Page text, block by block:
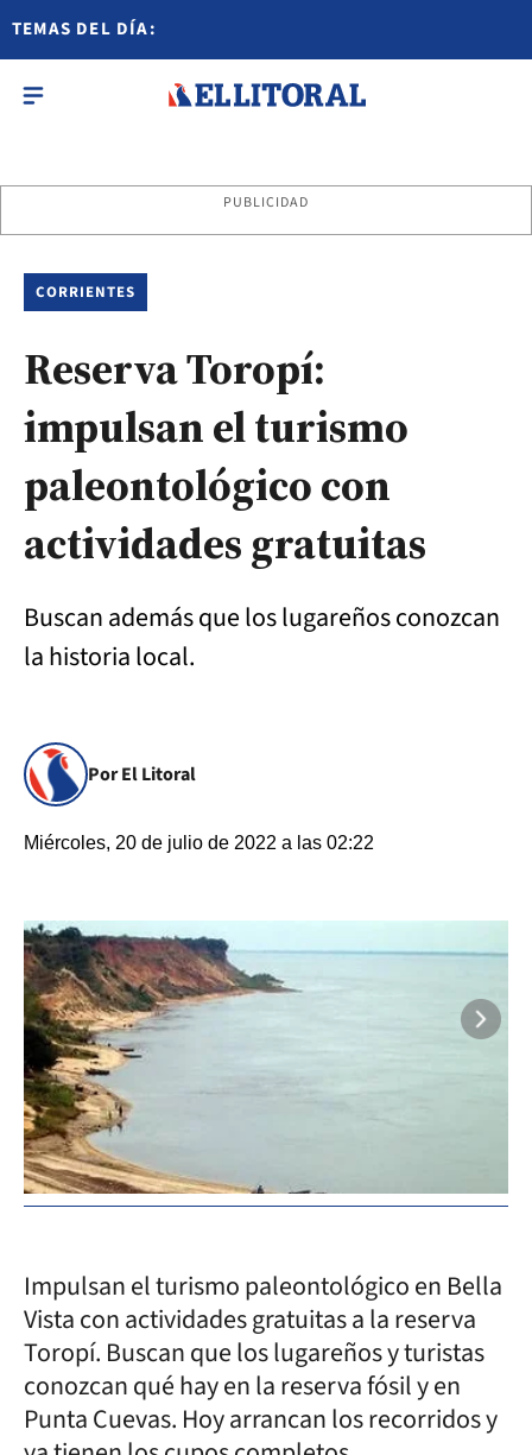
TEMAS DEL DÍA:
PUBLICIDAD
CORRIENTES
Reserva Toropí:
impulsan el turismo
paleontológico con
actividades gratuitas
Buscan además que los lugareños conozcan
la historia local.
Por El Litoral
Miércoles, 20 de julio de 2022 a las 02:22
Impulsan el turismo paleontológico en Bella
Vista con actividades gratuitas a la reserva
Toropí. Buscan que los lugareños y turistas
conozcan qué hay en la reserva fósil y en
Punta Cuevas. Hoy arrancan los recorridos y